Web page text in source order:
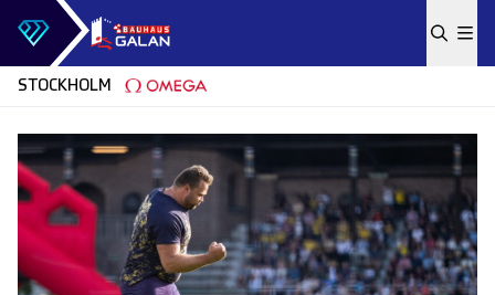
Skip to content
STOCKHOLM